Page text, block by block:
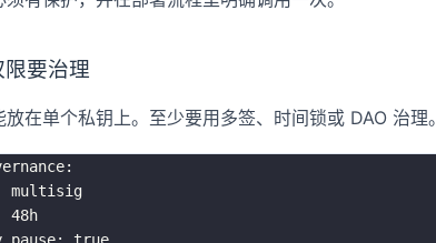
要治理
在单个私钥上。至少要用多签、时间锁或 DAO 治理。
multisig
48h
true